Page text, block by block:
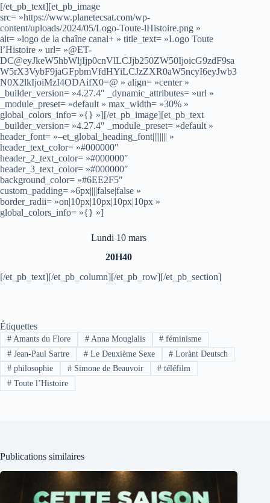
[/et_pb_text][et_pb_image
src= »https://www.planetecsat.com/wp-
content/uploads/2024/05/Logo-Toute-lHistoire.png »
alt= »logo de la chaîne canal+ » title_text= »Logo Toute
l’Histoire » url= »@ET-
DC@eyJkeW5hbWljIjp0cnVlLCJjb250ZW50IjoicG9zdF9sa
W5rX3VybF9jaGFpbmVfdHYiLCJzZXR0aW5ncyI6eyJwb3
N0X2lkIjoiMzI4ODAifX0=@ » align= »center »
_builder_version= »4.27.4″ _dynamic_attributes= »url »
_module_preset= »default » max_width= »30% »
global_colors_info= »{} »][/et_pb_image][et_pb_text
_builder_version= »4.27.4″ _module_preset= »default »
header_font= »–et_global_heading_font|||||||| »
header_text_color= »#000000″
header_2_text_color= »#000000″
header_3_text_color= »#000000″
background_color= »#6EE2F5″
custom_padding= »6px||||false|false »
border_radii= »on|10px|10px|10px|10px »
global_colors_info= »{} »]
Lundi 10 mars
20H40
[/et_pb_text][/et_pb_column][/et_pb_row][/et_pb_section]
Étiquettes
#Amants du Flore #Anna Mouglalis # féminisme
#Jean-Paul Sartre #Le Deuxième Sexe # Lorànt Deutsch
#philosophie #Simone de Beauvoir # téléfilm
#Toute l’Histoire
Publications similaires